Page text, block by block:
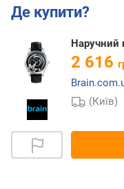
Де купити?
Наручний
2 616
(Київ)